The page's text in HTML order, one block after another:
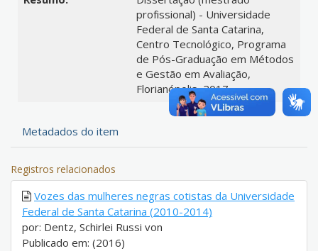
profissional) - Universidade
Federal de Santa Catarina,
Centro Tecnológico, Programa
de Pós-Graduação em Métodos
e Gestão em Avaliação,
Florianópolis, 2017.
Metadados do item
Registros relacionados
Vozes das mulheres negras cotistas da Universidade
Federal de Santa Catarina (2010-2014)
por: Dentz, Schirlei Russi von
Publicado em: (2016)